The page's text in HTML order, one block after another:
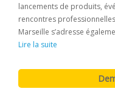
lancements de produits,
rencontres
Marseille s’adresse
Lire la suite